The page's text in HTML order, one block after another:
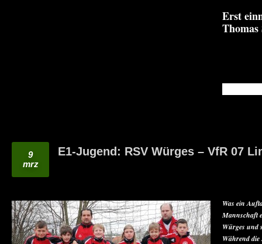
Erst
Thomas
9
mrz
E1-Jugend: RSV Würges – VfR 07
Was ein
Mannschaft
Würges und
Während